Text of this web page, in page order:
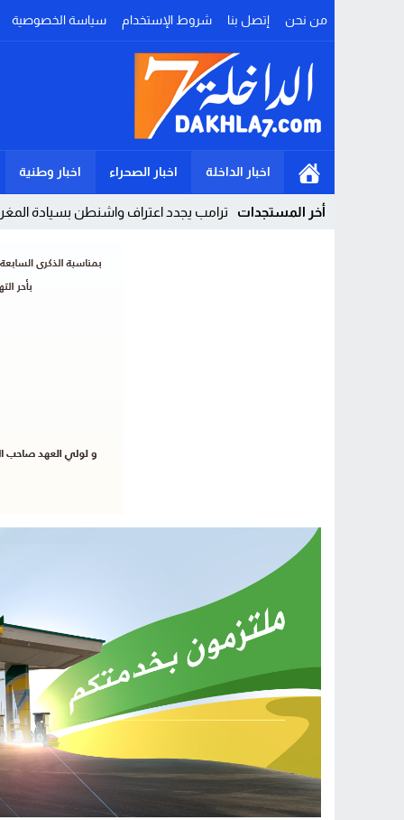
من نحن إتصل بنا شروط الإستخدام سياسة الخصوصية
اخبار الداخلة اخبار الصحراء اخبار وطنية
أخر المستجدات ترامب يجدد اعتراف واشنطن بسيادة